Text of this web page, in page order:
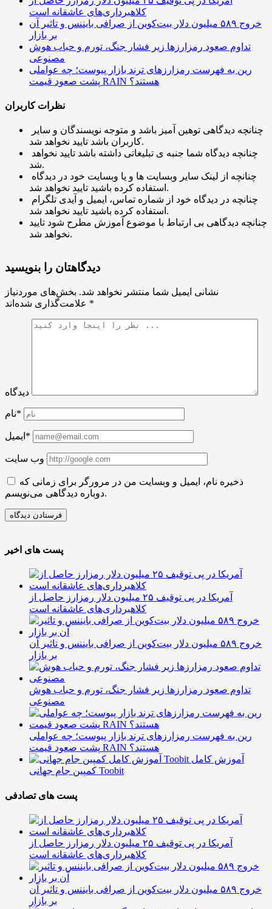
کلاهبرداری‌های عاشقانه است
خروج ۵۸۹ میلیون دلار بیت‌کوین از صرافی بایننس و تاثیر آن
بر بازار
تداوم صعود رمزارزها زیر فشار جنگ، تورم و حباب هوش
مصنوعی
رین به فهرست رمزارزهای ترند بازار پیوست؛ چه عواملی
پشت صعود قیمت RAIN هستند؟
نظرات کاربران
کاربران باشد تایید نخواهد شد.
شد.
استفاده کرده باشید تایید نخواهد شد.
استفاده کرده باشید تایید نخواهد شد.
چنانچه دیدگاهی بی ارتباط با موضوع آموزش مطرح شود تایید
نخواهد شد.
دیدگاهتان را بنویسید
نشانی ایمیل شما منتشر نخواهد شد. بخش‌های موردنیاز
*
دیدگاه
نام*
ایمیل*
وب سایت
ذخیره نام، ایمیل و وبسایت من در مرورگر برای زمانی که
دوباره دیدگاهی می‌نویسم.
پست های اخیر
آمریکا در پی توقیف ۲۵ میلیون دلار رمزارز حاصل از
کلاهبرداری‌های عاشقانه است
خروج ۵۸۹ میلیون دلار بیت‌کوین از صرافی بایننس و تاثیر آن
بر بازار
تداوم صعود رمزارزها زیر فشار جنگ، تورم و حباب هوش
مصنوعی
رین به فهرست رمزارزهای ترند بازار پیوست؛ چه عواملی
پشت صعود قیمت RAIN هستند؟
آموزش کامل
کمپین جام جهانی Toobit
پست های تصادفی
آمریکا در پی توقیف ۲۵ میلیون دلار رمزارز حاصل از
کلاهبرداری‌های عاشقانه است
خروج ۵۸۹ میلیون دلار بیت‌کوین از صرافی بایننس و تاثیر آن
بر بازار